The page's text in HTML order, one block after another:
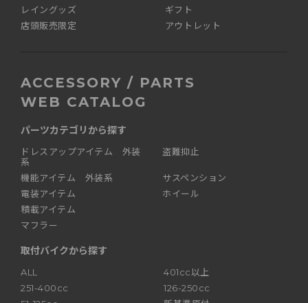
レイングッズ
ギフト
店頭販売限定
アウトレット
ACCESSORY / PARTS
WEB CATALOG
パーツカテゴリから探す
ドレスアップアイテム 外装
系
機能アイテム 外装系
電装アイテム
積載アイテム
マフラー
盗難抑止
サスペンション
ホイール
取付バイクから探す
ALL
401cc以上
251-400cc
126-250cc